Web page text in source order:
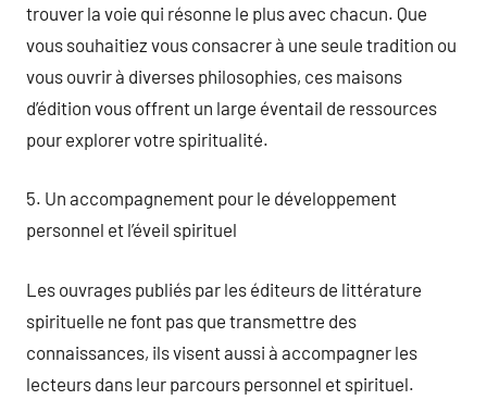
trouver la voie qui résonne le plus avec chacun. Que
vous souhaitiez vous consacrer à une seule tradition ou
vous ouvrir à diverses philosophies, ces maisons
d’édition vous offrent un large éventail de ressources
pour explorer votre spiritualité.
5. Un accompagnement pour le développement
personnel et l’éveil spirituel
Les ouvrages publiés par les éditeurs de littérature
spirituelle ne font pas que transmettre des
connaissances, ils visent aussi à accompagner les
lecteurs dans leur parcours personnel et spirituel.